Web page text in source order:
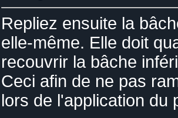
Repliez ensuite la
elle-même. Elle doit
recouvrir la bâche
Ceci afin de ne pas
lors de l'application du